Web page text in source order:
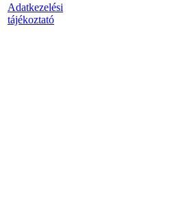
Adatkezelési
tájékoztató